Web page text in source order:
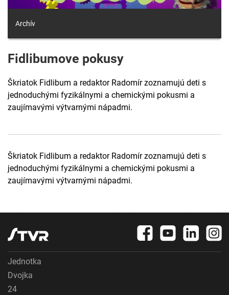
Archív
Fidlibumove pokusy
Škriatok Fidlibum a redaktor Radomír zoznamujú deti s
jednoduchými fyzikálnymi a chemickými pokusmi a
zaujímavými výtvarnými nápadmi.
Škriatok Fidlibum a redaktor Radomír zoznamujú deti s
jednoduchými fyzikálnymi a chemickými pokusmi a
zaujímavými výtvarnými nápadmi.
Jednotka
Dvojka
24